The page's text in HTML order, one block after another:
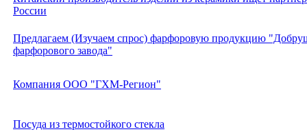
России
Предлагаем (Изучаем спрос) фарфоровую продукцию
фарфорового завода"
Компания ООО "ГХМ-Регион"
Посуда из термостойкого стекла